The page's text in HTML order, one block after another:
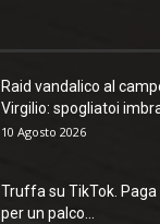
Raid vandalico al
Virgilio: spogliatoi
10 Agosto 2026
Truffa su TikTok.
per un palco...